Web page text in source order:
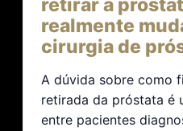
retirar a
realmente
cirurgia de
A dúvida sobre como
retirada da próstata é
entre pacientes